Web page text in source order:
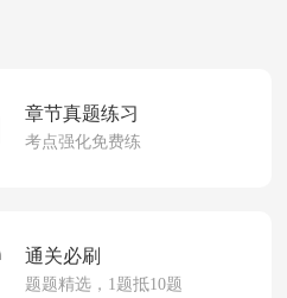
章节真题练习
考点强化免费练
通关必刷
题题精选，1题抵10题